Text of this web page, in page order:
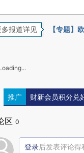
多报道详见 【专题】
推广 财新会员积分兑
区 0
登录后发表评论得